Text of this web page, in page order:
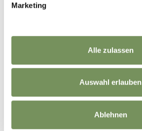
Marketing
Alle zulassen
Auswahl erlauben
Ablehnen